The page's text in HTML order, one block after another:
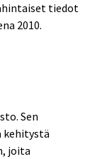
tiedot
2010.
Sen
kehitystä
joita